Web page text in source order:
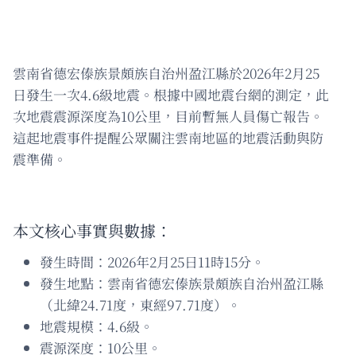
雲南省德宏傣族景頗族自治州盈江縣於2026年2月25
日發生一次4.6級地震。根據中國地震台網的測定，此
次地震震源深度為10公里，目前暫無人員傷亡報告。
這起地震事件提醒公眾關注雲南地區的地震活動與防
震準備。
本文核心事實與數據：
發生時間：2026年2月25日11時15分。
發生地點：雲南省德宏傣族景頗族自治州盈江縣
（北緯24.71度，東經97.71度）。
地震規模：4.6級。
震源深度：10公里。